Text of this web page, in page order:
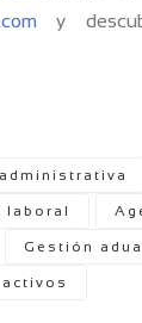
y
laboral
Gestión